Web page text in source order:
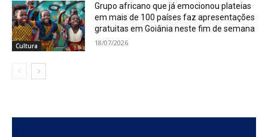
Cultura
Grupo africano que já emocionou plateias
em mais de 100 países faz apresentações
gratuitas em Goiânia neste fim de semana
18/07/2026